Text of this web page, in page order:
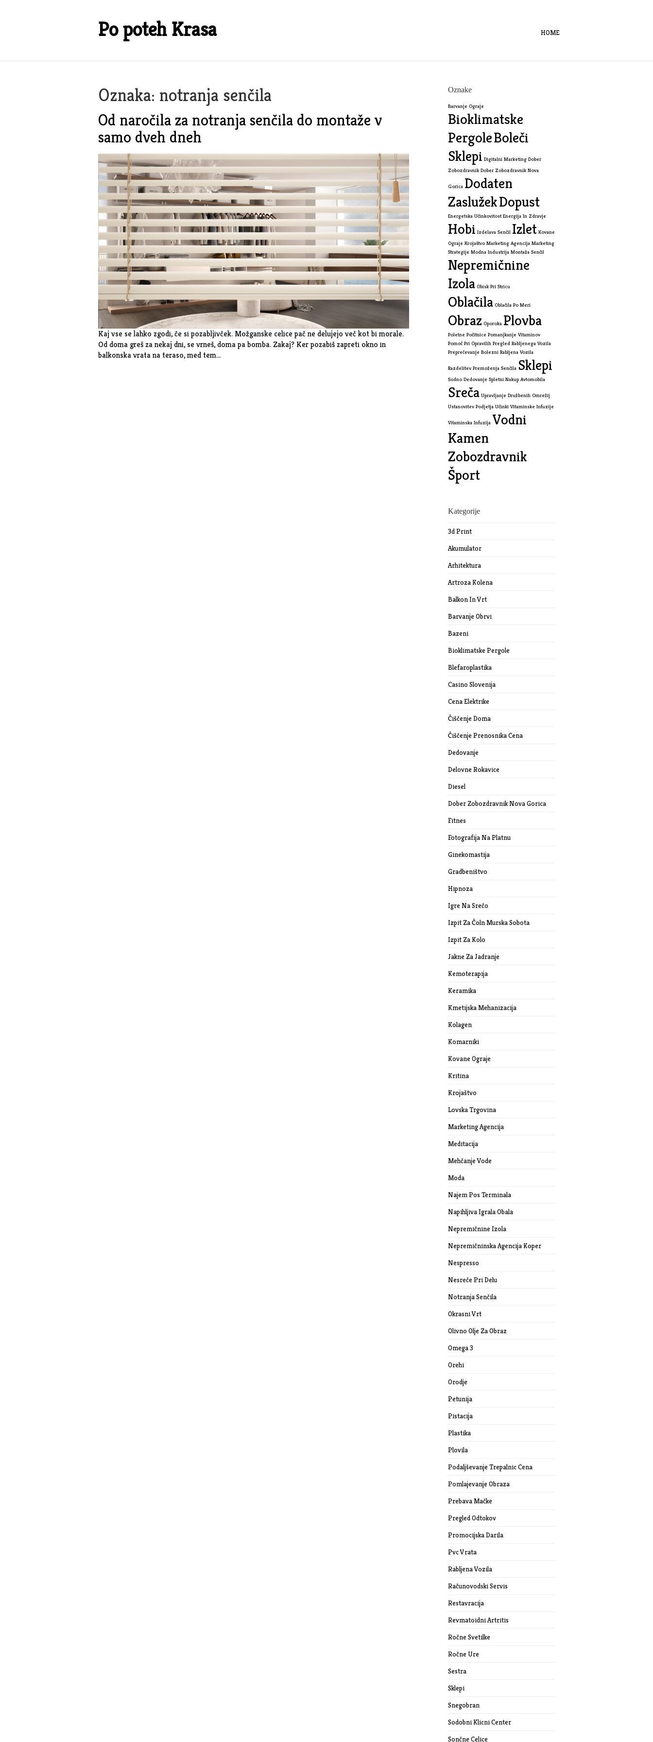
Po poteh Krasa HOME
Oznaka: notranja senčila
Od naročila za notranja senčila do montaže v
samo dveh dneh
Kaj vse se lahko zgodi, če si pozabljivček. Možganske celice pač ne delujejo več kot bi morale.
Od doma greš za nekaj dni, se vrneš, doma pa bomba. Zakaj? Ker pozabiš zapreti okno in
balkonska vrata na teraso, med tem…
Oznake
Barvanje Ograje
Bioklimatske
PergoleBoleči
Sklepi Digitalni Marketing Dober
Zobozdravnik Dober Zobozdravnik Nova
Gorica Dodaten
ZaslužekDopust
Energetska Učinkovitost Energija In Zdravje
Hobi Izdelava Senčil Izlet Kovane
Ograje Krojaštvo Marketing Agencija Marketing
Strategije Modna Industrija Montaža Senčil
Nepremičnine
Izola Obisk Pri Stricu
Oblačila Oblačila Po Meri
Obraz Oporoka Plovba
Poletne Počitnice Pomanjkanje Vitaminov
Pomoč Pri Opravilih Pregled Rabljenega Vozila
Preprečevanje Bolezni Rabljena Vozila
Razdelitev Premoženja Senčila Sklepi
Sodno Dedovanje Spletni Nakup Avtomobila
Sreča Upravljanje Družbenih Omrežij
Ustanovitev Podjetja Učinki Vitaminske Infuzije
Vitaminska Infuzija Vodni
Kamen
Zobozdravnik
Šport
Kategorije
3d Print
Akumulator
Arhitektura
Artroza Kolena
Balkon In Vrt
Barvanje Obrvi
Bazeni
Bioklimatske Pergole
Blefaroplastika
Casino Slovenija
Cena Elektrike
Čiščenje Doma
Čiščenje Prenosnika Cena
Dedovanje
Delovne Rokavice
Diesel
Dober Zobozdravnik Nova Gorica
Fitnes
Fotografija Na Platnu
Ginekomastija
Gradbeništvo
Hipnoza
Igre Na Srečo
Izpit Za Čoln Murska Sobota
Izpit Za Kolo
Jakne Za Jadranje
Kemoterapija
Keramika
Kmetijska Mehanizacija
Kolagen
Komarniki
Kovane Ograje
Kritina
Krojaštvo
Lovska Trgovina
Marketing Agencija
Meditacija
Mehčanje Vode
Moda
Najem Pos Terminala
Napihljiva Igrala Obala
Nepremičnine Izola
Nepremičninska Agencija Koper
Nespresso
Nesreče Pri Delu
Notranja Senčila
Okrasni Vrt
Olivno Olje Za Obraz
Omega 3
Orehi
Orodje
Petunija
Pistacija
Plastika
Plovila
Podaljševanje Trepalnic Cena
Pomlajevanje Obraza
Prebava Mačke
Pregled Odtokov
Promocijska Darila
Pvc Vrata
Rabljena Vozila
Računovodski Servis
Restavracija
Revmatoidni Artritis
Ročne Svetilke
Ročne Ure
Sestra
Sklepi
Snegobran
Sodobni Klicni Center
Sončne Celice